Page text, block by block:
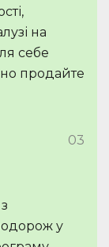
на
себе
продайте
03
у